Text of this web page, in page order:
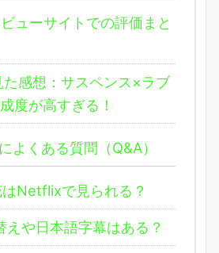
ューサイトでの評価まと
た感想：サスペンス×ラブ
度が高すぎる！
よくある質問（Q&A）
Netflixで見られる？
えや日本語字幕はある？